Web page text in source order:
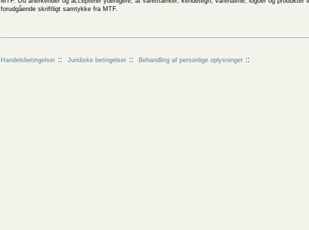
forudgående skriftligt samtykke fra MTF.
Handelsbetingelser Juridiske betingelser Behandling af personlige oplysninger